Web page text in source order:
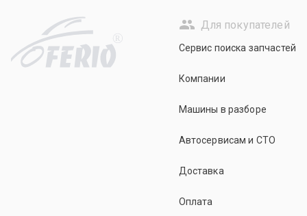
R
Для покупателей
Сервис поиска запчастей
Компании
Машины в разборе
Автосервисам и СТО
Доставка
Оплата